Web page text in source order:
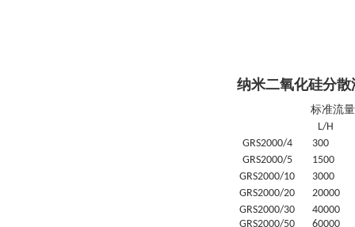
纳米二氧化硅分
标准流量
L/H
GRS2000/4 300
GRS2000/5
1500
GRS2000/10
3000
GRS2000/20 20000
GRS2000/30 40000
GRS2000/50 60000